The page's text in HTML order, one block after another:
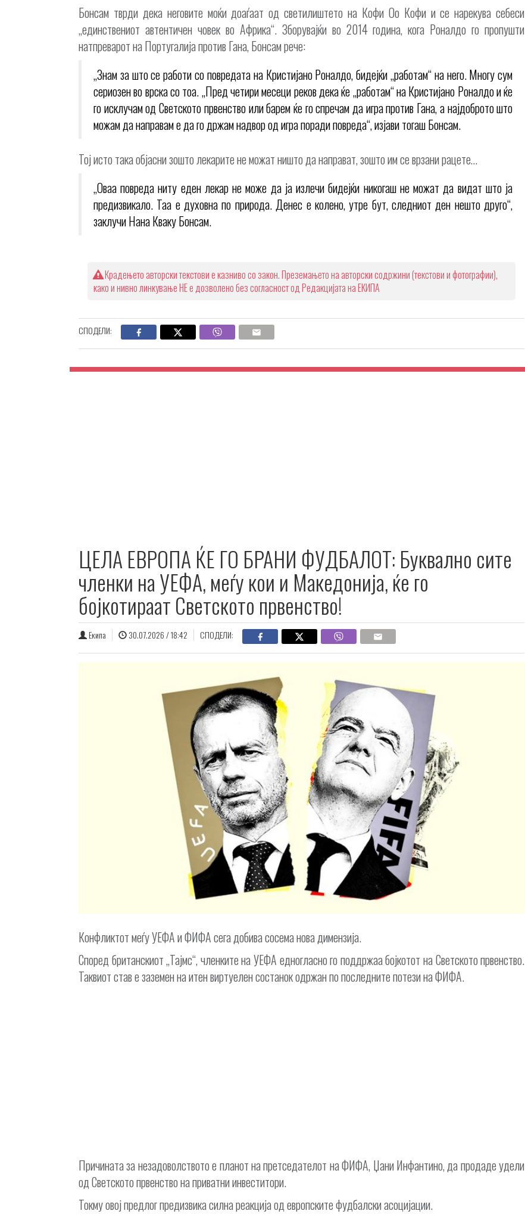
Бонсам тврди дека неговите моќи доаѓаат од светилиштето на Кофи Оо Кофи и се нарекува себеси
„единствениот автентичен човек во Африка“. Зборувајќи во 2014 година, кога Роналдо го пропушти
натпреварот на Португалија против Гана, Бонсам рече:
„Знам за што се работи со повредата на Кристијано Роналдо, бидејќи „работам“ на него. Многу сум
сериозен во врска со тоа. „Пред четири месеци реков дека ќе „работам“ на Кристијано Роналдо и ќе
го исклучам од Светското првенство или барем ќе го спречам да игра против Гана, а најдоброто што
можам да направам е да го држам надвор од игра поради повреда“, изјави тогаш Бонсам.
Тој исто така објасни зошто лекарите не можат ништо да направат, зошто им се врзани рацете…
„Оваа повреда ниту еден лекар не може да ја излечи бидејќи никогаш не можат да видат што ја
предизвикало. Таа е духовна по природа. Денес е колено, утре бут, следниот ден нешто друго“,
заклучи Нана Кваку Бонсам.
Крадењето авторски текстови е казниво со закон. Преземањето на авторски содржини (текстови и фотографии),
како и нивно линкување НЕ е дозволено без согласност од Редакцијата на ЕКИПА
СПОДЕЛИ:
ЦЕЛА ЕВРОПА ЌЕ ГО БРАНИ ФУДБАЛОТ: Буквално сите
членки на УЕФА, меѓу кои и Македонија, ќе го
бојкотираат Светското првенство!
Екипа 30.07.2026 / 18:42 СПОДЕЛИ:
Конфликтот меѓу УЕФА и ФИФА сега добива сосема нова димензија.
Според британскиот „Тајмс“, членките на УЕФА едногласно го поддржаа бојкотот на Светското првенство.
Таквиот став е заземен на итен виртуелен состанок одржан по последните потези на ФИФА.
Причината за незадоволството е планот на претседателот на ФИФА, Џани Инфантино, да продаде удели
од Светското првенство на приватни инвеститори.
Токму овој предлог предизвика силна реакција од европските фудбалски асоцијации.